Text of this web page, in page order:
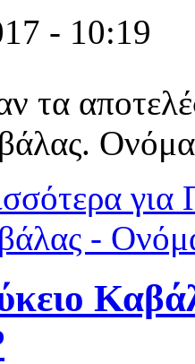
- 10:19
τα
για
-